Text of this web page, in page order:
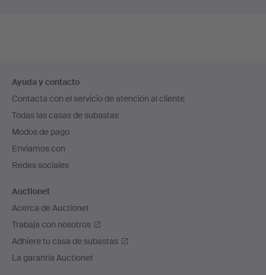
en
el
pie
de
página
Ayuda y contacto
Contacta con el servicio de atención al cliente
Todas las casas de subastas
Modos de pago
Enviamos con
Redes sociales
Auctionet
Acerca de Auctionet
Trabaja con nosotros
Adhiere tu casa de subastas
La garantía Auctionet